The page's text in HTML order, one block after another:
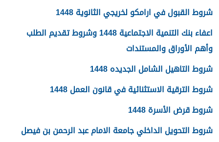
شروط القبول في ارامكو لخريجي الثانوية 1448
اعفاء بنك التنمية الاجتماعية 1448 وشروط تقديم الطلب
وأهم الأوراق والمستندات
شروط التاهيل الشامل الجديده 1448
شروط الترقية الاستثنائية في قانون العمل 1448
شروط قرض الأسرة 1448
شروط التحويل الداخلي جامعة الامام عبد الرحمن بن فيصل